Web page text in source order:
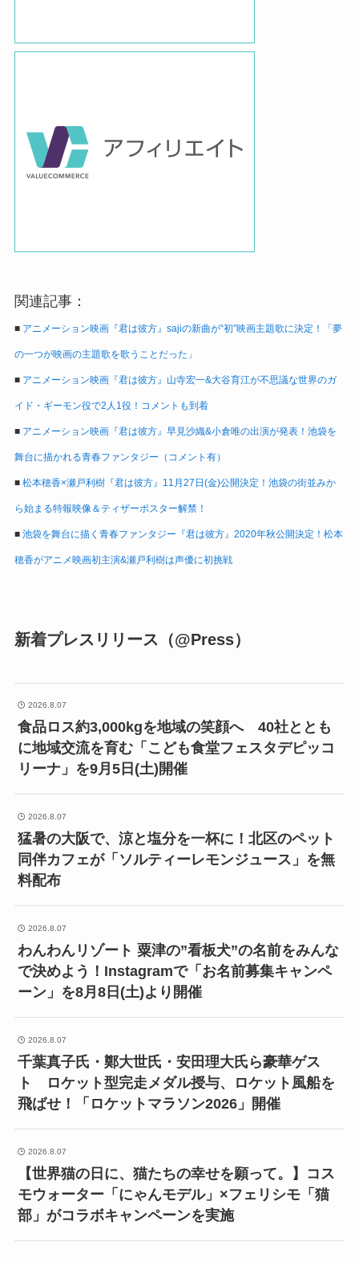
関連記事：
■ アニメーション映画『君は彼方』sajiの新曲が“初”映画主題歌に決定！「夢
の一つが映画の主題歌を歌うことだった」
■ アニメーション映画『君は彼方』山寺宏一&大谷育江が不思議な世界のガ
イド・ギーモン役で2人1役！コメントも到着
■ アニメーション映画『君は彼方』早見沙織&小倉唯の出演が発表！池袋を
舞台に描かれる青春ファンタジー（コメント有）
■ 松本穂香×瀬戸利樹『君は彼方』11月27日(金)公開決定！池袋の街並みか
ら始まる特報映像＆ティザーポスター解禁！
■ 池袋を舞台に描く青春ファンタジー『君は彼方』2020年秋公開決定！松本
穂香がアニメ映画初主演&瀬戸利樹は声優に初挑戦
新着プレスリリース（@Press）
2026.8.07
食品ロス約3,000kgを地域の笑顔へ 40社ととも
に地域交流を育む「こども食堂フェスタデピッコ
リーナ」を9月5日(土)開催
2026.8.07
猛暑の大阪で、涼と塩分を一杯に！北区のペット
同伴カフェが「ソルティーレモンジュース」を無
料配布
2026.8.07
わんわんリゾート 粟津の”看板犬”の名前をみんな
で決めよう！Instagramで「お名前募集キャンペ
ーン」を8月8日(土)より開催
2026.8.07
千葉真子氏・鄭大世氏・安田理大氏ら豪華ゲス
ト ロケット型完走メダル授与、ロケット風船を
飛ばせ！「ロケットマラソン2026」開催
2026.8.07
【世界猫の日に、猫たちの幸せを願って。】コス
モウォーター「にゃんモデル」×フェリシモ「猫
部」がコラボキャンペーンを実施